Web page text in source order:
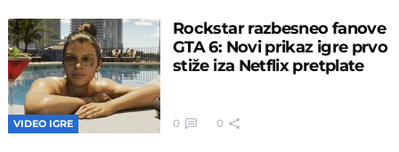
VIDEO IGRE
Rockstar razbesneo fanove
GTA 6: Novi prikaz igre prvo
stiže iza Netflix pretplate
0 0